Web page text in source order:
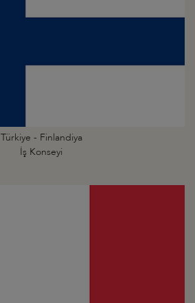
Türkiye - Finlandiya
İş Konseyi